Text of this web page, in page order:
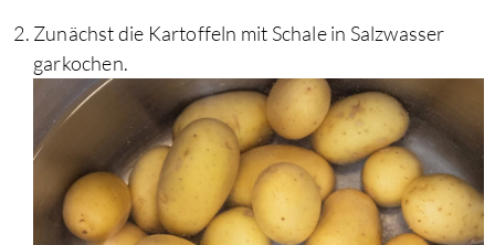
Zunächst die Kartoffeln mit Schale in Salzwasser
garkochen.